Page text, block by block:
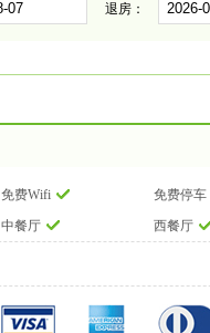
退房：
免费Wifi 免费停车
中餐厅
西餐厅